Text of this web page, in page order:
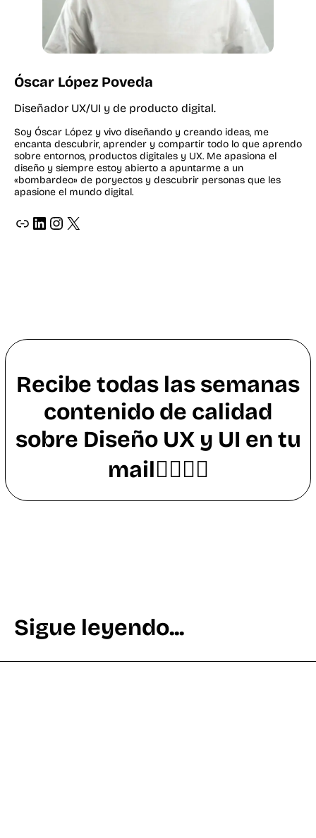
Óscar López Poveda
Diseñador UX/UI y de producto digital.
Soy Óscar López y vivo diseñando y creando ideas, me
encanta descubrir, aprender y compartir todo lo que aprendo
sobre entornos, productos digitales y UX. Me apasiona el
diseño y siempre estoy abierto a apuntarme a un
«bombardeo» de poryectos y descubrir personas que les
apasione el mundo digital.
ir a página web de oscar lopez diseñador grafico y web ir a perfil de LinkedIn de oscar lopez ir a perfil de instagram de oscar lopez _osvat X
Recibe todas las semanas
contenido de calidad
sobre Diseño UX y UI en tu
mail👇🏼👇🏼
Sigue leyendo...